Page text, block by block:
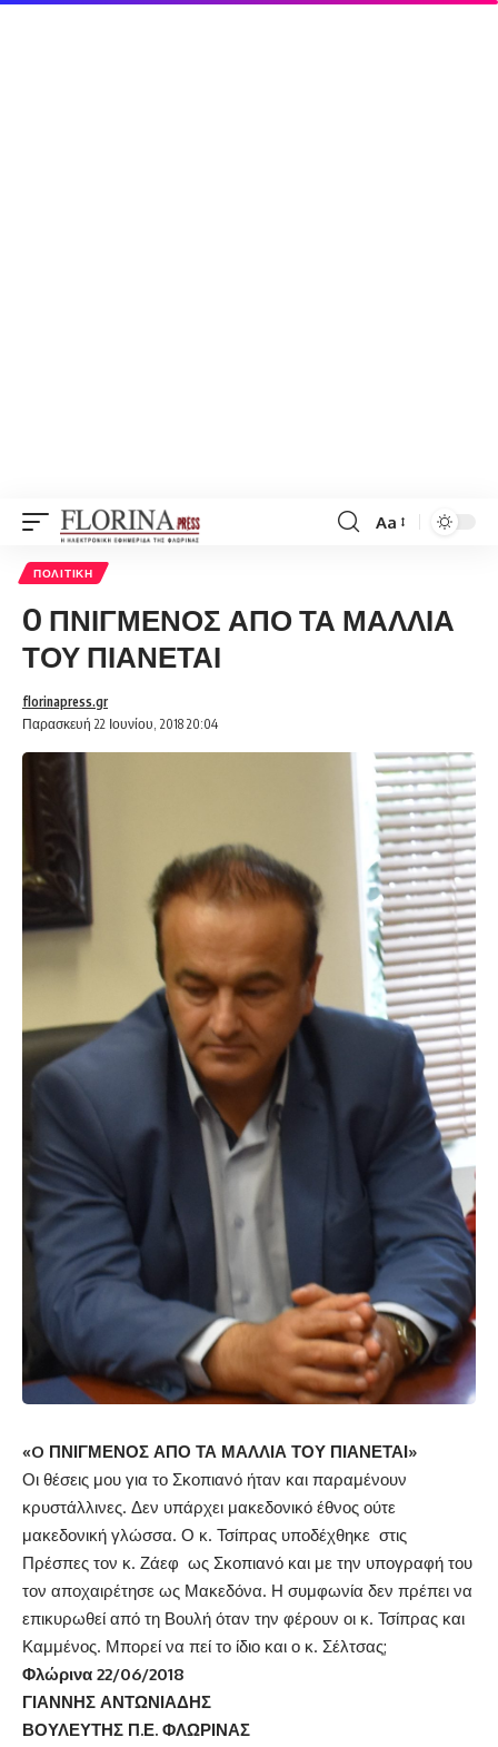
Font
Aa
ΠΟΛΙΤΙΚΉ
O ΠΝΙΓΜΕΝΟΣ ΑΠΟ ΤΑ ΜΑΛΛΙΑ
ΤΟΥ ΠΙΑΝΕΤΑΙ
Παρασκευή 22 Ιουνίου, 2018 20:04
florinapress.gr
«O ΠΝΙΓΜΕΝΟΣ ΑΠΟ ΤΑ ΜΑΛΛΙΑ ΤΟΥ ΠΙΑΝΕΤΑΙ»
Οι θέσεις μου για το Σκοπιανό ήταν και παραμένουν
κρυστάλλινες. Δεν υπάρχει μακεδονικό έθνος ούτε
μακεδονική γλώσσα. Ο κ. Τσίπρας υποδέχθηκε στις
Πρέσπες τον κ. Ζάεφ ως Σκοπιανό και με την υπογραφή του
τον αποχαιρέτησε ως Μακεδόνα. Η συμφωνία δεν πρέπει να
επικυρωθεί από τη Βουλή όταν την φέρουν οι κ. Τσίπρας και
Καμμένος. Μπορεί να πεί το ίδιο και ο κ. Σέλτσας;
Φλώρινα 22/06/2018
ΓΙΑΝΝΗΣ ΑΝΤΩΝΙΑΔΗΣ
ΒΟΥΛΕΥΤΗΣ Π.Ε. ΦΛΩΡΙΝΑΣ